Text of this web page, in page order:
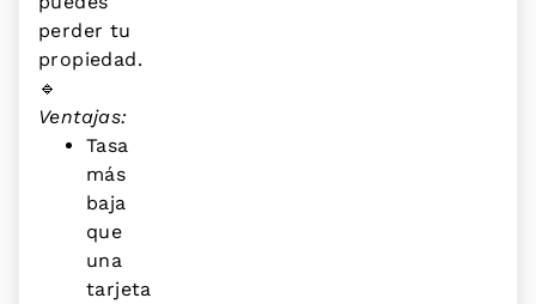
perder tu
propiedad.
🔹
Ventajas:
Tasa
más
baja
que
una
tarjeta